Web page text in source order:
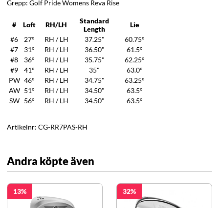
Grepp: Golf Pride Womens Reva Rise
# Loft RH/LH
Standard
Length
Lie
#6
27° RH / LH 37.25"
60.75°
#7
31° RH / LH 36.50"
61.5°
#8
36° RH / LH 35.75"
62.25°
#9
41° RH / LH 35"
63.0°
PW 46° RH / LH 34.75"
63.25°
AW 51° RH / LH 34.50"
63.5°
SW
56° RH / LH 34.50" 63.5°
Artikelnr: CG-RR7PAS-RH
Andra köpte även
13 32